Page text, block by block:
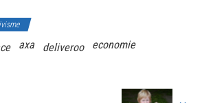
axa deliveroo
economie